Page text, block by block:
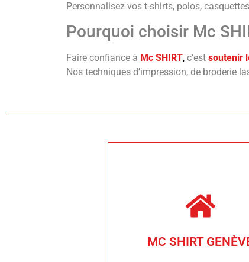
Personnalisez vos t-shirts, polos,
Pourquoi choisir Mc
Faire confiance à Mc SHIRT, c’est soutenir
Nos techniques d’impression, de broderie
MC SHIRT
66
Tél. 022 731 53 69
geneve@mcshirt.ch